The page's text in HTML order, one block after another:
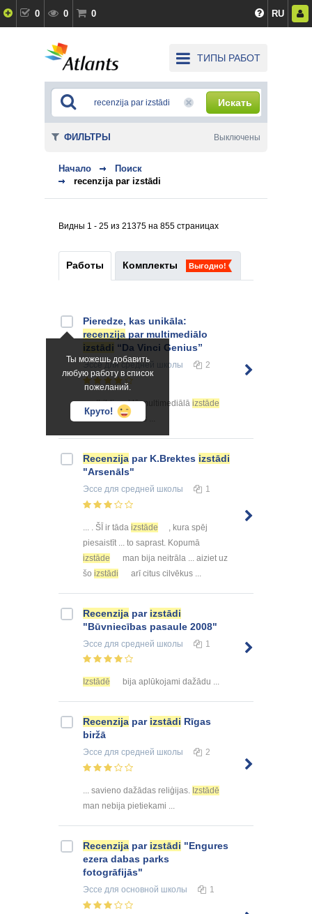
0 0 0 RU
ТИПЫ РАБОТ
Искать
Начало
Поиск
recenzija par izstādi
Видны 1 - 25 из 21375 на 855 страницах
Работы Комплекты Выгодно!
Ты можешь добавить
любую работу в список
пожеланий.
Круто!
Pieredze, kas unikāla:
recenzija par multimediālo
izstādi “Da Vinci Genius”
Эсседля средней школы 2
... atbildi meklē multimediālā izstāde
“Da Vinci Genius ...
Recenzija par K.Brektes izstādi
"Arsenāls"
Эссе для средней школы 1
... . ŠĪ ir tāda izstāde
, kura spēj
piesaistīt ... to saprast. Kopumā
izstāde
man bija neitrāla ... aiziet uz
šo izstādi arī citus cilvēkus ...
Recenzija par izstādi
"Būvniecības pasaule 2008"
Эссе для средней школы 1
Izstādē bija aplūkojami dažādu ...
Recenzija par izstādi Rīgas
biržā
Эссе для средней школы 2
... savieno dažādas reliģijas. Izstādē
man nebija pietiekami ...
Recenzija par izstādi "Engures
ezera dabas parks
fotogrāfijās"
Эссе для основной школы 1
ФИЛЬТРЫ Выключены